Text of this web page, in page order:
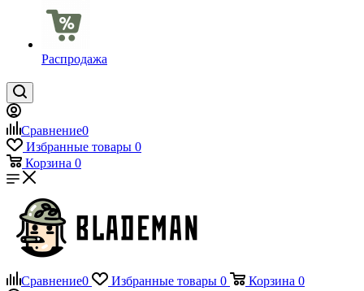
Распродажа
Сравнение0
Избранные товары 0
Корзина 0
Сравнение0 Избранные товары 0 Корзина 0